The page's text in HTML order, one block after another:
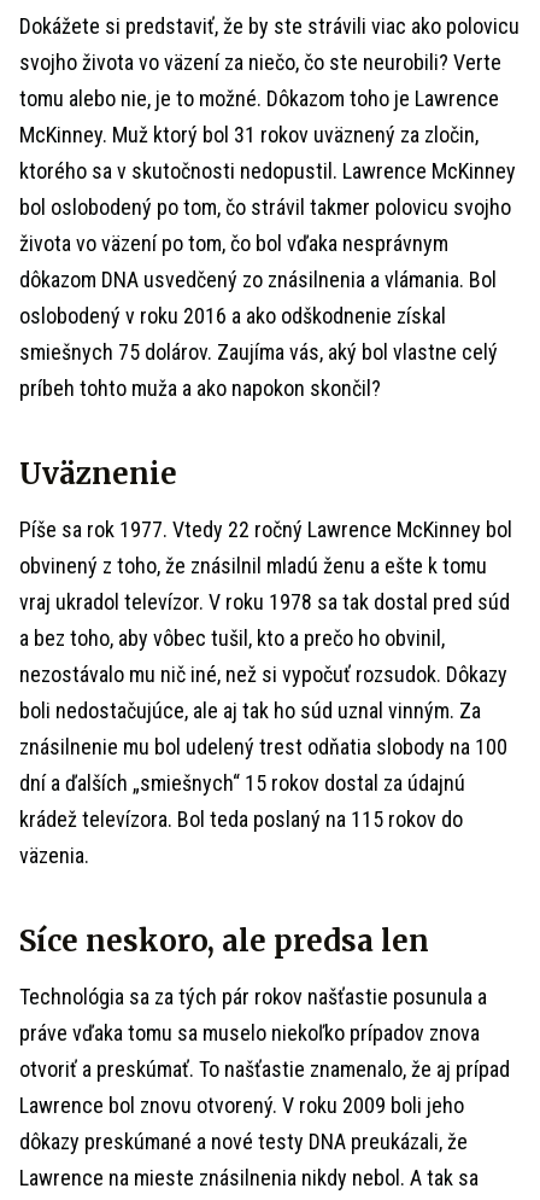
Dokážete si predstaviť, že by ste strávili viac ako polovicu
svojho života vo väzení za niečo, čo ste neurobili? Verte
tomu alebo nie, je to možné. Dôkazom toho je Lawrence
McKinney. Muž ktorý bol 31 rokov uväznený za zločin,
ktorého sa v skutočnosti nedopustil. Lawrence McKinney
bol oslobodený po tom, čo strávil takmer polovicu svojho
života vo väzení po tom, čo bol vďaka nesprávnym
dôkazom DNA usvedčený zo znásilnenia a vlámania. Bol
oslobodený v roku 2016 a ako odškodnenie získal
smiešnych 75 dolárov. Zaujíma vás, aký bol vlastne celý
príbeh tohto muža a ako napokon skončil?
Uväznenie
Píše sa rok 1977. Vtedy 22 ročný Lawrence McKinney bol
obvinený z toho, že znásilnil mladú ženu a ešte k tomu
vraj ukradol televízor. V roku 1978 sa tak dostal pred súd
a bez toho, aby vôbec tušil, kto a prečo ho obvinil,
nezostávalo mu nič iné, než si vypočuť rozsudok. Dôkazy
boli nedostačujúce, ale aj tak ho súd uznal vinným. Za
znásilnenie mu bol udelený trest odňatia slobody na 100
dní a ďalších „smiešnych“ 15 rokov dostal za údajnú
krádež televízora. Bol teda poslaný na 115 rokov do
väzenia.
Síce neskoro, ale predsa len
Technológia sa za tých pár rokov našťastie posunula a
práve vďaka tomu sa muselo niekoľko prípadov znova
otvoriť a preskúmať. To našťastie znamenalo, že aj prípad
Lawrence bol znovu otvorený. V roku 2009 boli jeho
dôkazy preskúmané a nové testy DNA preukázali, že
Lawrence na mieste znásilnenia nikdy nebol. A tak sa